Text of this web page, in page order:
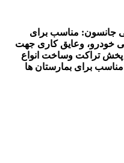
چسب کاغذی 2.5سانتی جانسون: مناسب برای
خودرو، وعایق کاری جهت
پخش تراکت وساخت انواع
برای بمارستان ها